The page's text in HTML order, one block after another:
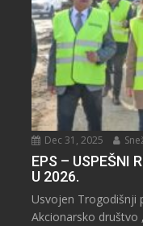
Dec 31, 2025
EPS – USPEŠNI
U 2026.
Usvojen Trogodišnji
Akcionarsko društvo